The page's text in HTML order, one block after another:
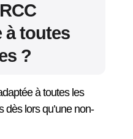
à toutes
?
à toutes les
dès lors qu’une non-